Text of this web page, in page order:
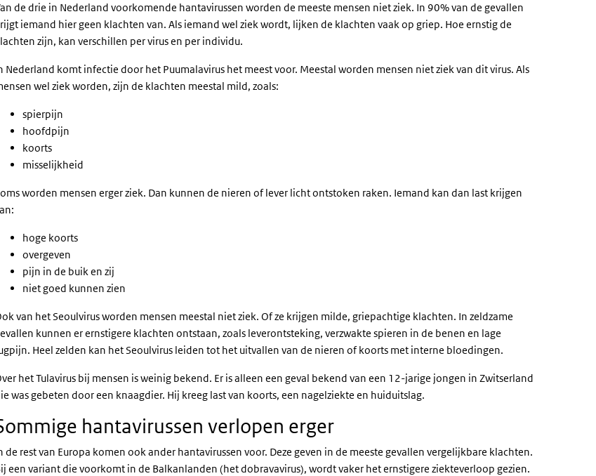
de drie in Nederland voorkomende hantavirussen worden de meeste mensen niet ziek. In 90% van de gevallen
iemand hier geen klachten van. Als iemand wel ziek wordt, lijken de klachten vaak op griep. Hoe ernstig de
zijn, kan verschillen per virus en per individu.
Nederland komt infectie door het Puumalavirus het meest voor. Meestal worden mensen niet ziek van dit virus. Als
wel ziek worden, zijn de klachten meestal mild, zoals:
spierpijn
hoofdpijn
koorts
misselijkheid
worden mensen erger ziek. Dan kunnen de nieren of lever licht ontstoken raken. Iemand kan dan last krijgen
hoge koorts
overgeven
pijn in de buik en zij
niet goed kunnen zien
van het Seoulvirus worden mensen meestal niet ziek. Of ze krijgen milde, griepachtige klachten. In zeldzame
kunnen er ernstigere klachten ontstaan, zoals leverontsteking, verzwakte spieren in de benen en lage
Heel zelden kan het Seoulvirus leiden tot het uitvallen van de nieren of koorts met interne bloedingen.
het Tulavirus bij mensen is weinig bekend. Er is alleen een geval bekend van een 12-jarige jongen in Zwitserland
was gebeten door een knaagdier. Hij kreeg last van koorts, een nagelziekte en huiduitslag.
hantavirussen verlopen erger
de rest van Europa komen ook ander hantavirussen voor. Deze geven in de meeste gevallen vergelijkbare klachten.
een variant die voorkomt in de Balkanlanden (het dobravavirus), wordt vaker het ernstigere ziekteverloop gezien.